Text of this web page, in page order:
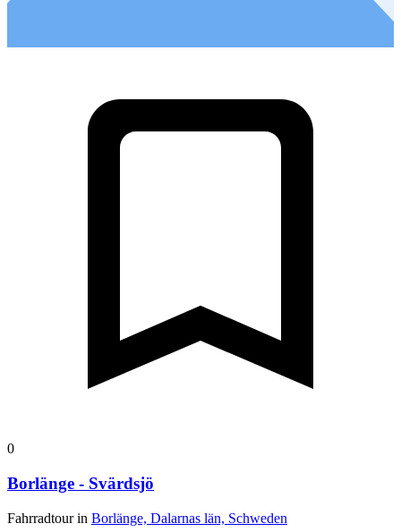
0
Borlänge - Svärdsjö
Fahrradtour in Borlänge, Dalarnas län, Schweden